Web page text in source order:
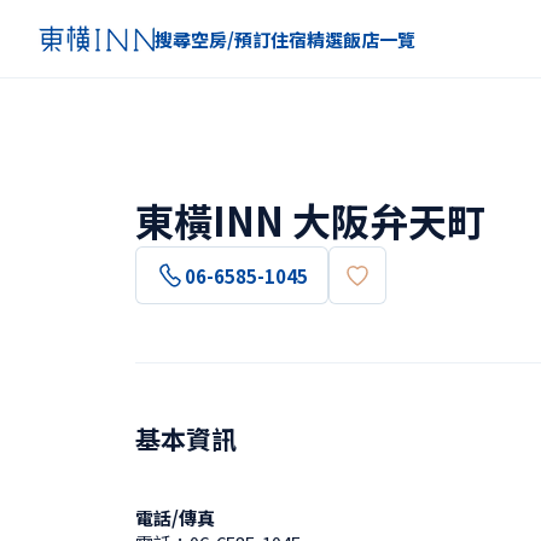
搜尋空房/預訂住宿精選飯店一覽
東橫INN 大阪弁天町
06-6585-1045
基本資訊
電話/傳真